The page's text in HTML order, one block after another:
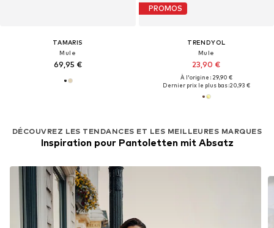
TAMARIS
Mule
69,95 €
PROMOS
TRENDYOL
Mule
23,90 €
À l'origine : 29,90 €
Dernier prix le plus bas :20,93 €
DÉCOUVREZ LES TENDANCES ET LES MEILLEURES MARQUES
Inspiration pour Pantoletten mit Absatz